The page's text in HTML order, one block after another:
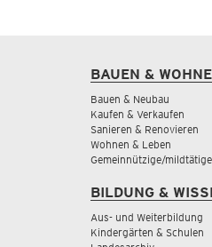
BAUEN &
Bauen & Neubau
Kaufen & Verkaufen
Sanieren & Renovieren
Wohnen & Leben
Gemeinnützige/
BILDUNG &
Aus- und Weiterbildung
Kindergärten & Schulen